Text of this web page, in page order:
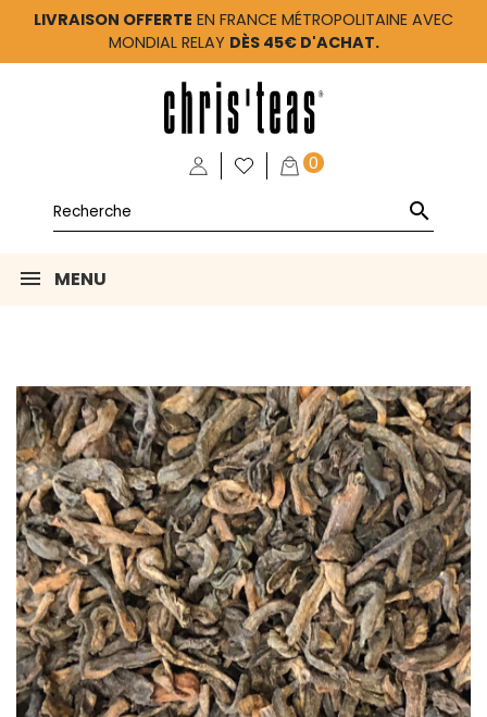
LIVRAISON OFFERTE EN FRANCE MÉTROPOLITAINE AVEC
MONDIAL RELAY DÈS 45€ D'ACHAT.
0

MENU